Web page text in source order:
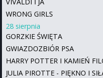
WRONG GIRLS
28 sierpnia
GORZKIE ŚWIĘTA
GWIAZDOZBIÓR PSA
HARRY POTTER I KAMIEŃ
JULIA PIROTTE - PIĘKNO I